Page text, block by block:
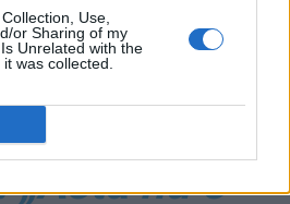
Use,
or Sharing of my
Unrelated with the
was collected.
lu’
„Ăsta nu e